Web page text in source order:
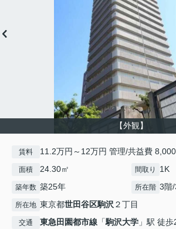
【外観】
賃料 11.2万円～12万円 管理/共益費
面積 24.30㎡ 間取り 1K
築年数 築25年 所在階 3階
所在地 東京都世田谷区駒沢２丁目
交通 東急田園都市線 「駒沢大学 」駅 徒